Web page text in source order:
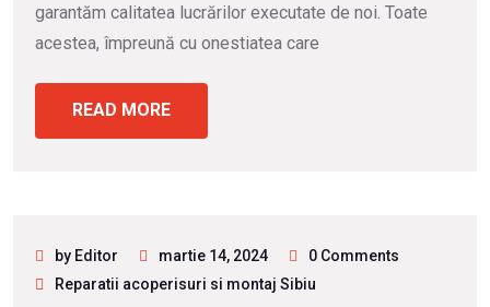
garantăm calitatea lucrărilor executate de noi. Toate
acestea, împreună cu onestiatea care
READ MORE
by Editor martie 14, 2024
0 Comments
Reparatii acoperisuri si montaj Sibiu